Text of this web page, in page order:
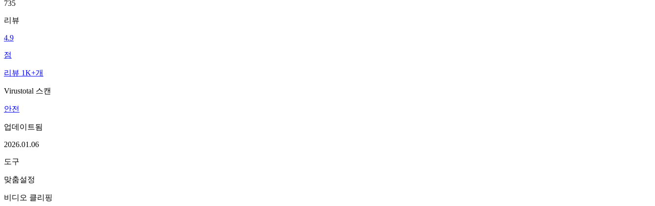
735
리뷰
4.9
점
리뷰 1K+개
Virustotal 스캔
안전
업데이트됨
2026.01.06
도구
맞춤설정
비디오 클리핑